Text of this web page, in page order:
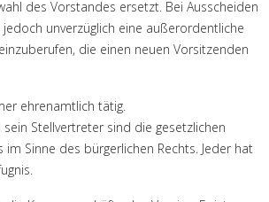
des Vorstandes ersetzt. Bei Ausscheiden
unverzüglich eine außerordentliche
die einen neuen Vorsitzenden
ehrenamtlich tätig.
Stellvertreter sind die gesetzlichen
im Sinne des bürgerlichen Rechts. Jeder hat